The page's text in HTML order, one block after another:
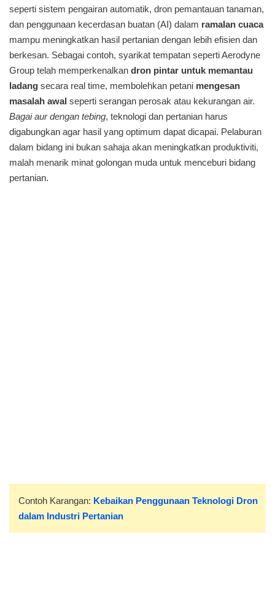
seperti sistem pengairan automatik, dron pemantauan tanaman,
dan penggunaan kecerdasan buatan (AI) dalam ramalan cuaca
mampu meningkatkan hasil pertanian dengan lebih efisien dan
berkesan. Sebagai contoh, syarikat tempatan seperti Aerodyne
Group telah memperkenalkan dron pintar untuk memantau
ladang secara real time, membolehkan petani mengesan
masalah awal seperti serangan perosak atau kekurangan air.
Bagai aur dengan tebing, teknologi dan pertanian harus
digabungkan agar hasil yang optimum dapat dicapai. Pelaburan
dalam bidang ini bukan sahaja akan meningkatkan produktiviti,
malah menarik minat golongan muda untuk menceburi bidang
pertanian.
Contoh Karangan: Kebaikan Penggunaan Teknologi Dron
dalam Industri Pertanian